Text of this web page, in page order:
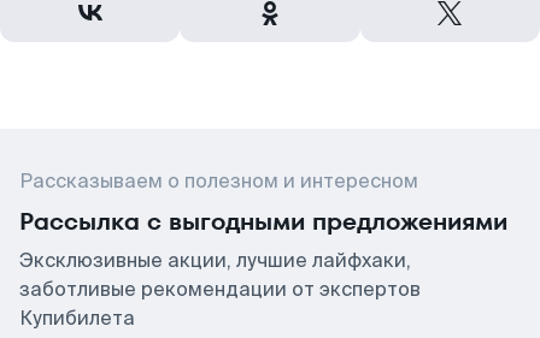
Рассказываем о полезном и интересном
Рассылка с выгодными предложениями
Эксклюзивные акции, лучшие лайфхаки,
заботливые рекомендации от экспертов
Купибилета